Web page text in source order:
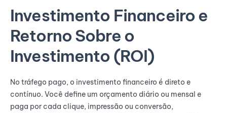
Investimento Financeiro e
Retorno Sobre o
Investimento (ROI)
No tráfego pago, o investimento financeiro é direto e
contínuo. Você define um orçamento diário ou mensal e
paga por cada clique, impressão ou conversão,